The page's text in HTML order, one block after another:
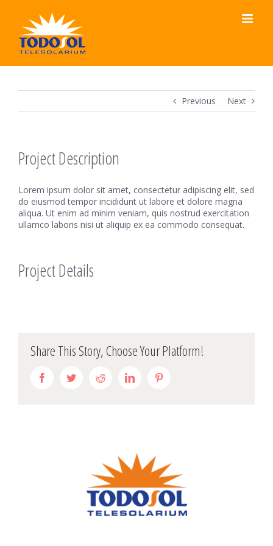
contenido
Previous Next
Project Description
Lorem ipsum dolor sit amet, consectetur adipiscing elit, sed
do eiusmod tempor incididunt ut labore et dolore magna
aliqua. Ut enim ad minim veniam, quis nostrud exercitation
ullamco laboris nisi ut aliquip ex ea commodo consequat.
Project Details
Share This Story, Choose Your Platform!
FacebookTwitterReddit LinkedIn